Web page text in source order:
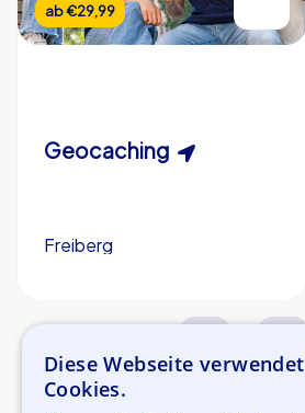
ab€29,99
Geocaching
Freiberg
1,5-3,0 h 15-1,000
Diese Webseite verwendet
Cookies.